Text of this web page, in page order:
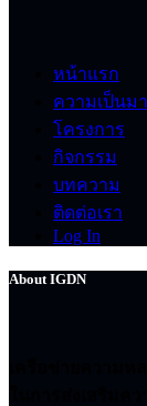
หน้าแรก
ความเป็นมา
โครงการ
กิจกรรม
บทความ
ติดต่อเรา
Log In
About IGDN